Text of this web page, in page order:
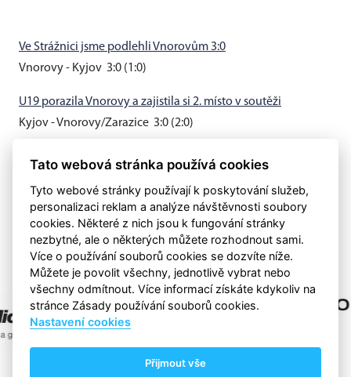
Ve Strážnici jsme podlehli Vnorovům 3:0
Vnorovy - Kyjov 3:0 (1:0)
U19 porazila Vnorovy a zajistila si 2. místo v soutěži
Kyjov - Vnorovy/Zarazice 3:0 (2:0)
Muži B vyhráli v Hovoranech 3:0
Tato webová stránka používá cookies
Tyto webové stránky používají k poskytování služeb,
personalizaci reklam a analýze návštěvnosti soubory
cookies. Některé z nich jsou k fungování stránky
nezbytné, ale o některých můžete rozhodnout sami.
Více o používání souborů cookies se dozvíte níže.
Můžete je povolit všechny, jednotlivě vybrat nebo
všechny odmítnout. Více informací získáte kdykoliv na
stránce Zásady používání souborů cookies.
Nastavení cookies
Přijmout vše